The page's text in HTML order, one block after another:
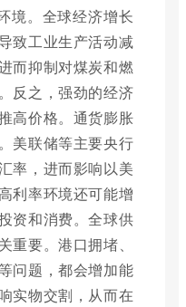
境。全球经济增长
致工业生产活动减
而抑制对煤炭和燃
反之，强劲的经济
高价格。通货膨胀
美联储等主要央行
率，进而影响以美
利率环境还可能增
资和消费。全球供
重要。港口拥堵、
问题，都会增加能
实物交割，从而在